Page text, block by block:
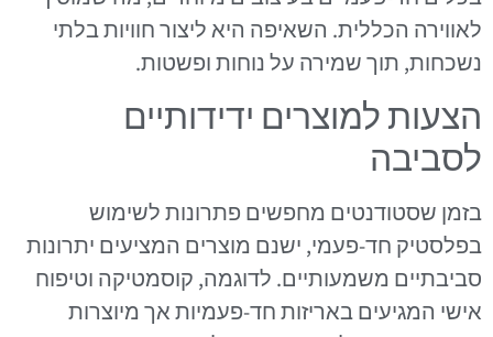
לאווירה הכללית. השאיפה היא ליצור חוויות בלתי
נשכחות, תוך שמירה על נוחות ופשטות.
הצעות למוצרים ידידותיים
לסביבה
בזמן שסטודנטים מחפשים פתרונות לשימוש
בפלסטיק חד-פעמי, ישנם מוצרים המציעים יתרונות
סביבתיים משמעותיים. לדוגמה, קוסמטיקה וטיפוח
אישי המגיעים באריזות חד-פעמיות אך מיוצרות